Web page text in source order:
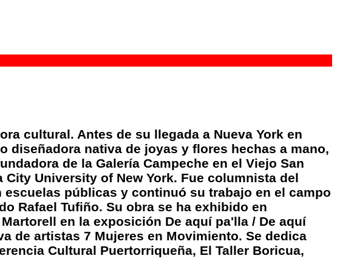
cultural. Antes de su llegada a Nueva York en
diseñadora nativa de joyas y flores hechas a mano,
de la Galería Campeche en el Viejo San
University of New York. Fue columnista del
públicas y continuó su trabajo en el campo
Rafael Tufiño. Su obra se ha exhibido en
en la exposición De aquí pa'lla / De aquí
de artistas 7 Mujeres en Movimiento. Se dedica
Cultural Puertorriqueña, El Taller Boricua,